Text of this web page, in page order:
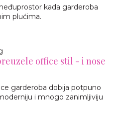
kada garderoba
plućima.
office stil - i nose
garderoba dobija potpuno
i mnogo zanimljiviju